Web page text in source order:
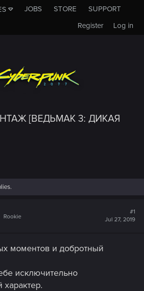
JOBS STORE
SUPPORT
Log in
Register
[ВЕДЬМАК 3: ДИКАЯ
Rookie
#1
Jul 27, 2019
моментов и добротный
исключительно